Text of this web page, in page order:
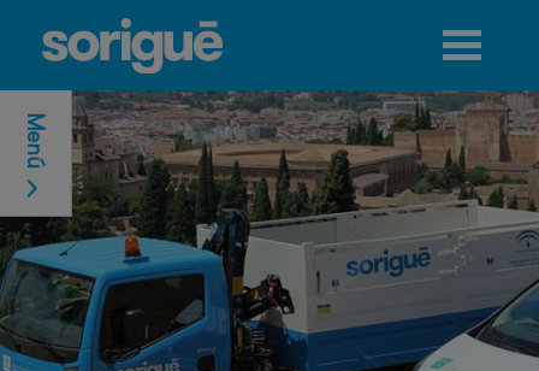
Jump to navigation
Menú